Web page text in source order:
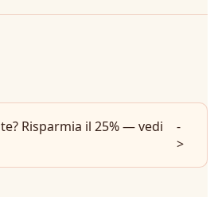
Risparmia il 25% — vedi
-
>